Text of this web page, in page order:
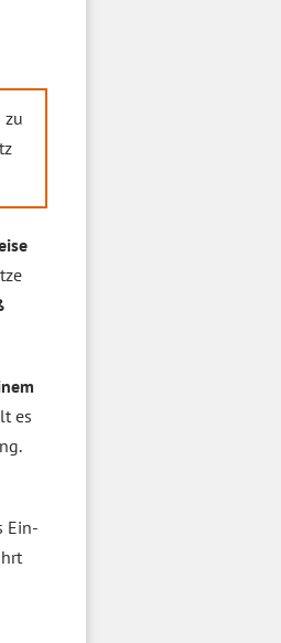
zu
es
Ein-